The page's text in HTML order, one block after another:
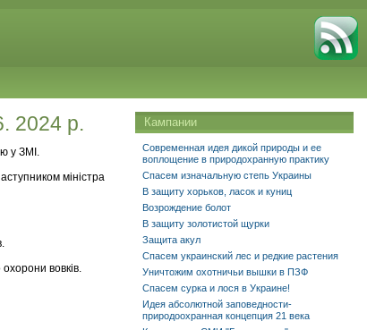
2024 р.
у ЗМІ.
міністра
вовків.
Кампании
Современная идея дикой природы и ее
воплощение в природохранную практику
Спасем изначальную степь Украины
В защиту хорьков, ласок и куниц
Возрождение болот
В защиту золотистой щурки
Защита акул
Спасем украинский лес и редкие растения
Уничтожим охотничьи вышки в ПЗФ
Спасем сурка и лося в Украине!
Идея абсолютной заповедности-
природоохранная концепция 21 века